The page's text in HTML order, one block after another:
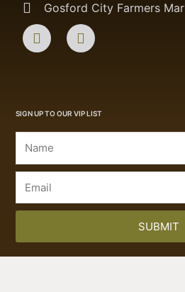
Gosford City Farmers
F
a
c
o
k
I
n
s
r
a
m
SIGN UP TO OUR VIP LIST
SUBMIT